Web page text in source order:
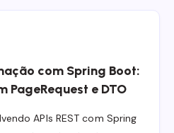
com Spring Boot:
PageRequest e DTO
APIs REST com Spring